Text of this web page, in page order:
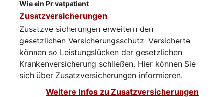
Wie ein Privatpatient
Zusatzversicherungen
Zusatzversicherungen erweitern den
gesetzlichen Versicherungsschutz. Versicherte
können so Leistungslücken der gesetzlichen
Krankenversicherung schließen. Hier können Sie
sich über Zusatzversicherungen informieren.​​​​
Weitere Infos zu Zusatzversicherungen